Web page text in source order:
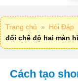
Trang chủ » Hỏi Đáp
đổi chế độ hai màn
Cách tạo